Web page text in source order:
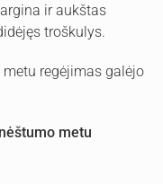
ir aukštas
troškulys.
regėjimas galėjo
metu